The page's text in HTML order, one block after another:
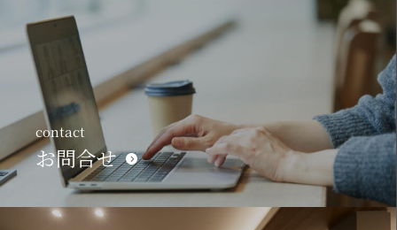
contact
お問合せ